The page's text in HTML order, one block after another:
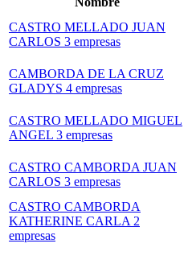
CASTRO MELLADO JUAN
CARLOS 3 empresas
CAMBORDA DE LA CRUZ
GLADYS 4 empresas
CASTRO MELLADO MIGUEL
ANGEL 3 empresas
CASTRO CAMBORDA JUAN
CARLOS 3 empresas
CASTRO CAMBORDA
KATHERINE CARLA 2
empresas